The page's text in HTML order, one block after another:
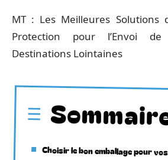
MT : Les Meilleures Solutions
Protection pour l’Envoi
Destinations Lointaines
Choisir le bon emballage pour